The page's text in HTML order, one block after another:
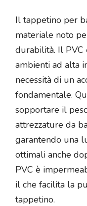
Il tappetino per
materiale noto
durabilità. Il PVC
ambienti ad alta
necessità di un
fondamentale.
sopportare il
attrezzature da
garantendo una
ottimali anche
PVC è
il che facilita la
tappetino.